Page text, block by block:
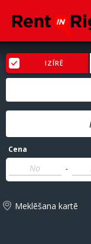
IZĪRĒ
Cena
-
Meklēšana kartē